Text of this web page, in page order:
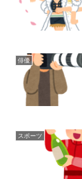
俳優
スポーツ